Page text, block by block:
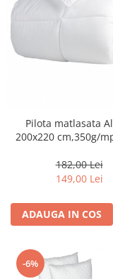
Pilota matlasata
200x220 cm,350g/
182,00 Lei
149,00 Lei
ADAUGA IN COS
-6%